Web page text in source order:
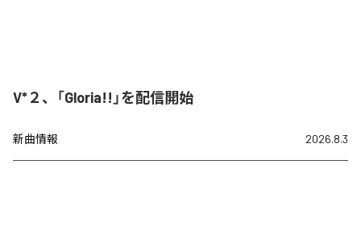
V*２、「Gloria!!」を配信開始
新曲情報 2026.8.3